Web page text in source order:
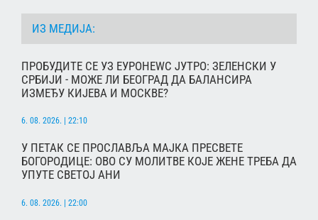
ИЗ МЕДИЈА:
ПРОБУДИТЕ СЕ УЗ ЕУРОНЕWС ЈУТРО: ЗЕЛЕНСКИ У
СРБИЈИ - МОЖЕ ЛИ БЕОГРАД ДА БАЛАНСИРА
ИЗМЕЂУ КИЈЕВА И МОСКВЕ?
6. 08. 2026. | 22:10
У ПЕТАК СЕ ПРОСЛАВЉА МАЈКА ПРЕСВЕТЕ
БОГОРОДИЦЕ: ОВО СУ МОЛИТВЕ КОЈЕ ЖЕНЕ ТРЕБА ДА
УПУТЕ СВЕТОЈ АНИ
6. 08. 2026. | 22:00